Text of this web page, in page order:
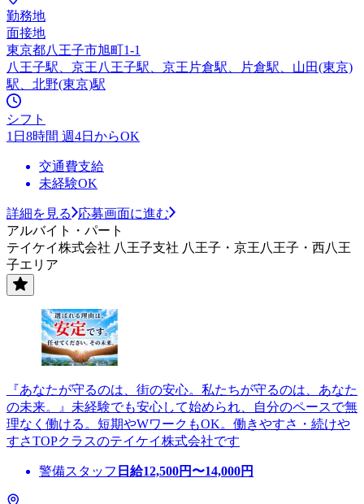
勤務地
面接地
東京都八王子市旭町1-1
八王子駅、京王八王子駅、京王片倉駅、片倉駅、山田(東京)
駅、北野(東京)駅
シフト
1日8時間 週4日からOK
交通費支給
未経験OK
詳細を見る
応募画面に進む
アルバイト・パート
テイケイ株式会社 八王子支社 八王子・京王八王子・西八王
子エリア
『あなたが守るのは、街の安心。私たちが守るのは、あなた
の未来。』未経験でも安心して始められ、自分のペースで無
理なく働ける。短期やWワークもOK。働きやすさ・続けや
すさTOPクラスのテイケイ株式会社です
警備スタッフ 日給12,500円〜14,000円